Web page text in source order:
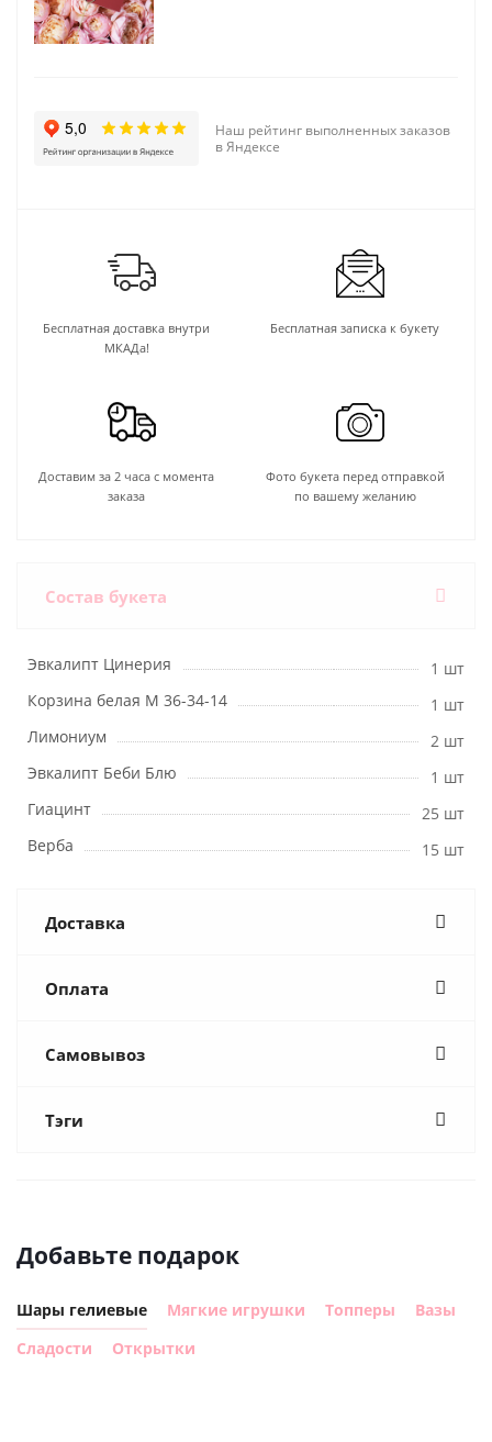
Наш рейтинг выполненных заказов
в Яндексе
Бесплатная доставка внутри
МКАДа!
Бесплатная записка к букету
Доставим за 2 часа с момента
заказа
Фото букета перед отправкой
по вашему желанию
Состав букета
Эвкалипт Цинерия
1 шт
Корзина белая М 36-34-14
1 шт
Лимониум
2 шт
Эвкалипт Беби Блю
1 шт
Гиацинт
25 шт
Верба
15 шт
Доставка
Оплата
Самовывоз
Тэги
Добавьте подарок
Шары гелиевые Мягкие игрушки Топперы
Вазы
Сладости
Открытки